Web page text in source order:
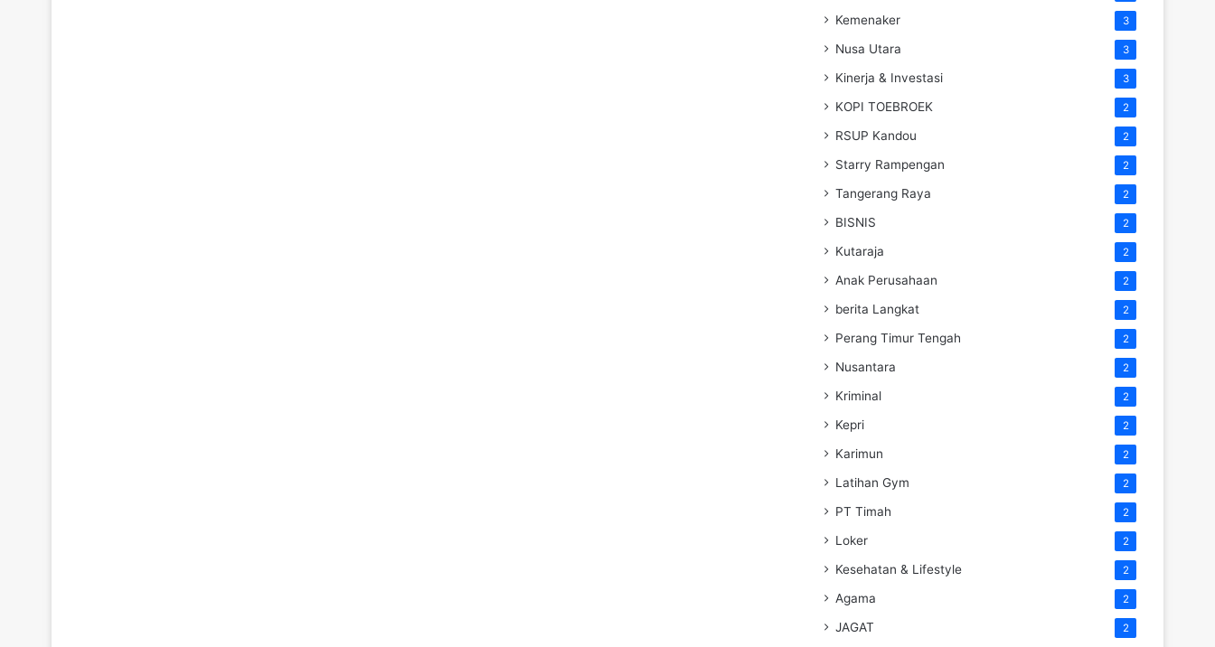
Kemenaker 3
Nusa Utara 3
Kinerja & Investasi 3
KOPI TOEBROEK 2
RSUP Kandou 2
Starry Rampengan 2
Tangerang Raya 2
BISNIS 2
Kutaraja 2
Anak Perusahaan 2
berita Langkat 2
Perang Timur Tengah 2
Nusantara 2
Kriminal 2
Kepri 2
Karimun 2
Latihan Gym 2
PT Timah 2
Loker 2
Kesehatan & Lifestyle 2
Agama 2
JAGAT 2